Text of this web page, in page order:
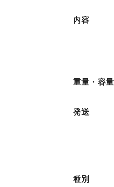
内容
重量・ 容量
発送
種別